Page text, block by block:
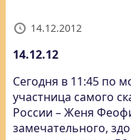
14.12.2012
14.12.12
Сегодня в 11:45 по
участница самого
России – Женя
замечательного,